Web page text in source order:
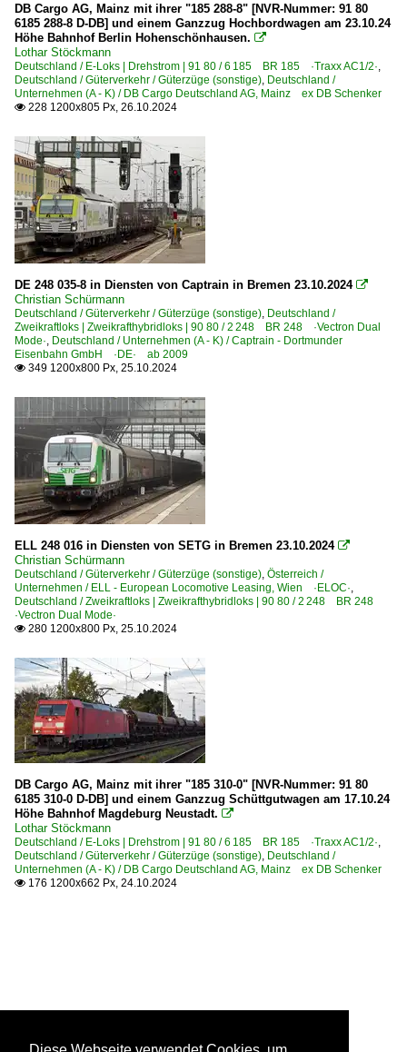
DB Cargo AG, Mainz mit ihrer "185 288-8" [NVR-Nummer: 91 80
6185 288-8 D-DB] und einem Ganzzug Hochbordwagen am 23.10.24
Höhe Bahnhof Berlin Hohenschönhausen. 
Lothar Stöckmann
Deutschland / E-Loks | Drehstrom | 91 80 / 6 185 BR 185 ·Traxx AC1/2·
Deutschland / Güterverkehr / Güterzüge (sonstige) Deutschland /
Unternehmen (A - K) / DB Cargo Deutschland AG, Mainz ex DB Schenker
 228 1200x805 Px, 26.10.2024
DE 248 035-8 in Diensten von Captrain in Bremen 23.10.2024 
Christian Schürmann
Deutschland / Güterverkehr / Güterzüge (sonstige) Deutschland /
Zweikraftloks | Zweikrafthybridloks | 90 80 / 2 248 BR 248 ·Vectron Dual
Mode· Deutschland / Unternehmen (A - K) / Captrain - Dortmunder
Eisenbahn GmbH ·DE· ab 2009
 349 1200x800 Px, 25.10.2024
ELL 248 016 in Diensten von SETG in Bremen 23.10.2024 
Christian Schürmann
Deutschland / Güterverkehr / Güterzüge (sonstige) Österreich /
Unternehmen / ELL - European Locomotive Leasing, Wien ·ELOC·
Deutschland / Zweikraftloks | Zweikrafthybridloks | 90 80 / 2 248 BR 248
·Vectron Dual Mode·
 280 1200x800 Px, 25.10.2024
DB Cargo AG, Mainz mit ihrer "185 310-0" [NVR-Nummer: 91 80
6185 310-0 D-DB] und einem Ganzzug Schüttgutwagen am 17.10.24
Höhe Bahnhof Magdeburg Neustadt. 
Lothar Stöckmann
Deutschland / E-Loks | Drehstrom | 91 80 / 6 185 BR 185 ·Traxx AC1/2·
Deutschland / Güterverkehr / Güterzüge (sonstige) Deutschland /
Unternehmen (A - K) / DB Cargo Deutschland AG, Mainz ex DB Schenker
 176 1200x662 Px, 24.10.2024